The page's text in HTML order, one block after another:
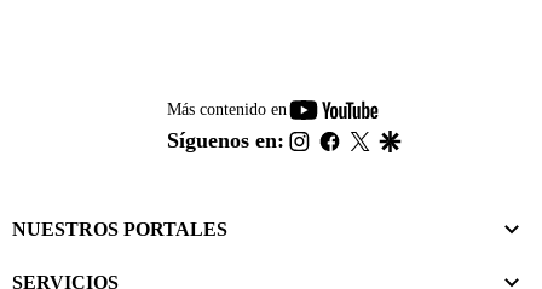
Más contenido en
youtube-
footer
Síguenos en: instagram
facebook
twitter
NUESTROS PORTALES
SERVICIOS